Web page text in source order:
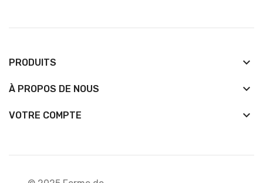
PRODUITS keyboard_arrow_down
À PROPOS DE NOUS keyboard_arrow_down
VOTRE COMPTE 